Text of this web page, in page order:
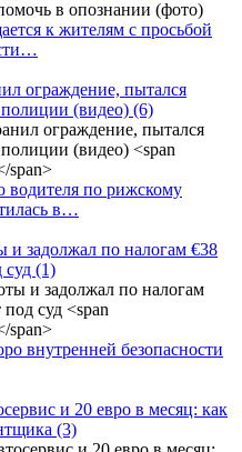
к жителям с просьбой
ограждение, пытался
полиции (видео) (6)
водителя по рижскому
в…
и задолжал по налогам €38
суд (1)
внутренней безопасности
и 20 евро в месяц: как
(3)